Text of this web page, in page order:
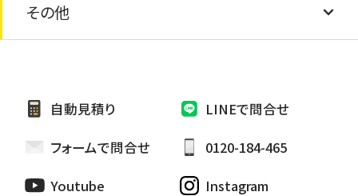
外壁シーリング補修
雨樋修繕/つまり
家具の処分
網戸の交換
カーテン取り替け
ハウスクリーニング
安心シニアサービス
その他
ペットのお世話・散歩代行
自動見積り
LINEで問合せ
フォームで問合せ
0120-184-465
Youtube
Instagram